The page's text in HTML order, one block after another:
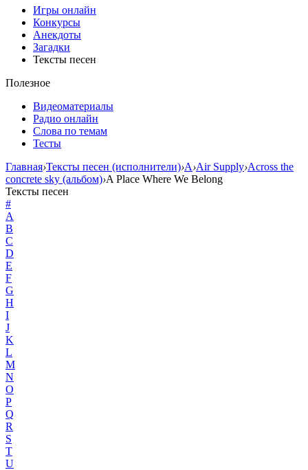
Игры онлайн
Конкурсы
Анекдоты
Загадки
Тексты песен
Полезное
Видеоматериалы
Радио онлайн
Слова по темам
Тесты
Главная›Тексты песен (исполнители)›A›Air Supply›Across the
concrete sky (альбом)›A Place Where We Belong
Тексты песен
#
A
B
C
D
E
F
G
H
I
J
K
L
M
N
O
P
Q
R
S
T
U